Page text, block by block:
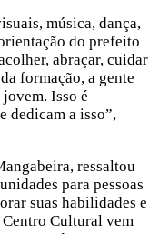
música, dança,
do prefeito
abraçar, cuidar
formação, a gente
Isso é
dedicam a isso”,
ressaltou
para pessoas
suas habilidades e
Centro Cultural vem